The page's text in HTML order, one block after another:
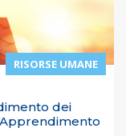
RISORSE UMANE
dei